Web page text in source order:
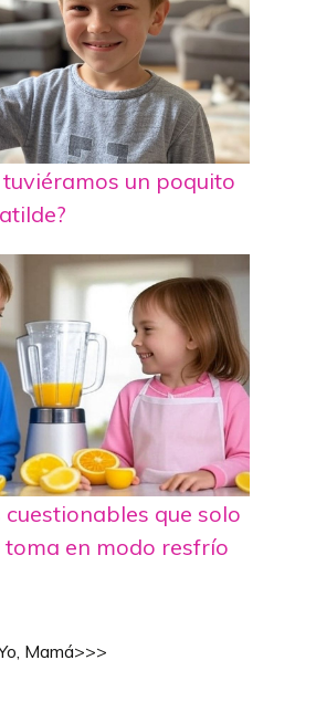
tuviéramos un poquito
cuestionables que solo
toma en modo resfrío
Mamá>>>